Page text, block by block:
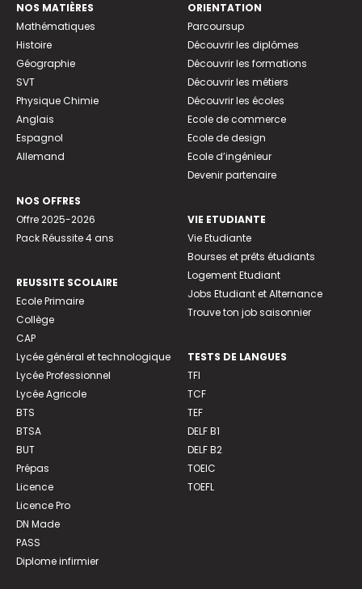
NOS MATIÈRES
Mathématiques
Histoire
Géographie
SVT
Physique Chimie
Anglais
Espagnol
Allemand
NOS OFFRES
Offre 2025-2026
Pack Réussite 4 ans
REUSSITE SCOLAIRE
Ecole Primaire
Collège
CAP
Lycée général et technologique
Lycée Professionnel
Lycée Agricole
BTS
BTSA
BUT
Prépas
Licence
Licence Pro
DN Made
PASS
Diplome infirmier
ORIENTATION
Parcoursup
Découvrir les diplômes
Découvrir les formations
Découvrir les métiers
Découvrir les écoles
Ecole de commerce
Ecole de design
Ecole d’ingénieur
Devenir partenaire
VIE ETUDIANTE
Vie Etudiante
Bourses et prêts étudiants
Logement Etudiant
Jobs Etudiant et Alternance
Trouve ton job saisonnier
TESTS DE LANGUES
TFI
TCF
TEF
DELF B1
DELF B2
TOEIC
TOEFL